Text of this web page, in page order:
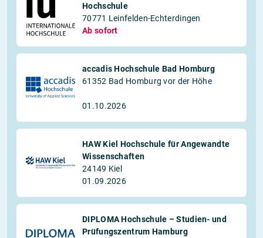
Hochschule
70771 Leinfelden-Echterdingen
Ab sofort
accadis Hochschule Bad Homburg
61352 Bad Homburg vor der Höhe
01.10.2026
HAW Kiel Hochschule für Angewandte
Wissenschaften
24149 Kiel
01.09.2026
DIPLOMA Hochschule – Studien- und
Prüfungszentrum Hamburg